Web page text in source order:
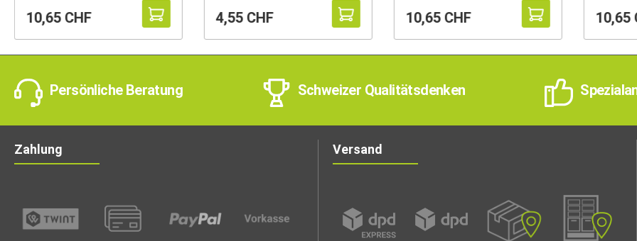
10,65 CHF 4,55 CHF 10,65 CHF 10,65
Persönliche Beratung Schweizer Qualitätsdenken
Zahlung Versand